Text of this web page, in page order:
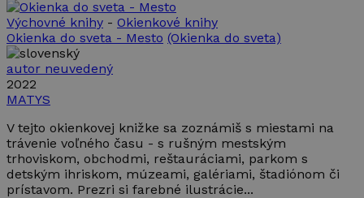
Výchovné knihy - Okienkové knihy
Okienka do sveta - Mesto (Okienka do sveta)
autor neuvedený
2022
MATYS
V tejto okienkovej knižke sa zoznámiš s miestami na
trávenie voľného času - s rušným mestským
trhoviskom, obchodmi, reštauráciami, parkom s
detským ihriskom, múzeami, galériami, štadiónom či
prístavom. Prezri si farebné ilustrácie...